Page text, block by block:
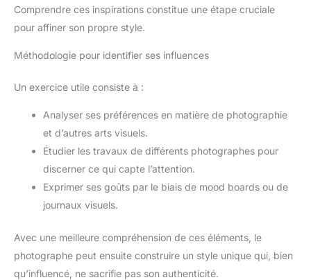
Comprendre ces inspirations constitue une étape cruciale
pour affiner son propre style.
Méthodologie pour identifier ses influences
Un exercice utile consiste à :
Analyser ses préférences en matière de photographie
et d’autres arts visuels.
Étudier les travaux de différents photographes pour
discerner ce qui capte l’attention.
Exprimer ses goûts par le biais de mood boards ou de
journaux visuels.
Avec une meilleure compréhension de ces éléments, le
photographe peut ensuite construire un style unique qui, bien
qu’influencé, ne sacrifie pas son authenticité.